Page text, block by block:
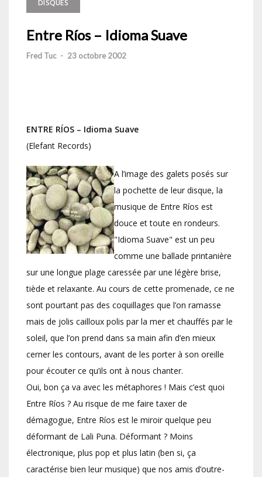
DISQUES
Entre Ríos – Idioma Suave
Fred Tuc - 23 octobre 2002
ENTRE RÍOS – Idioma Suave
(Elefant Records)
A l’image des galets posés sur
la pochette de leur disque, la
musique de Entre Ríos est
douce et toute en rondeurs.
"Idioma Suave" est un peu
comme une ballade printanière
sur une longue plage caressée par une légère brise,
tiède et relaxante. Au cours de cette promenade, ce ne
sont pourtant pas des coquillages que l’on ramasse
mais de jolis cailloux polis par la mer et chauffés par le
soleil, que l’on prend dans sa main afin d’en mieux
cerner les contours, avant de les porter à son oreille
pour écouter ce qu’ils ont à nous chanter.
Oui, bon ça va avec les métaphores ! Mais c’est quoi
Entre Ríos ? Au risque de me faire taxer de
démagogue, Entre Ríos est le miroir quelque peu
déformant de Lali Puna. Déformant ? Moins
électronique, plus pop et plus latin (ben si, ça
caractérise bien leur musique) que nos amis d’outre-